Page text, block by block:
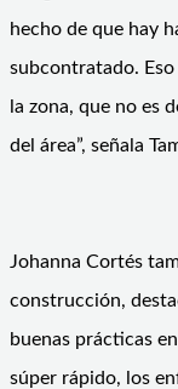
hecho de que hay
subcontratado.
la zona, que no es
del área”, señala
Johanna Cortés
construcción,
buenas prácticas
súper rápido, los